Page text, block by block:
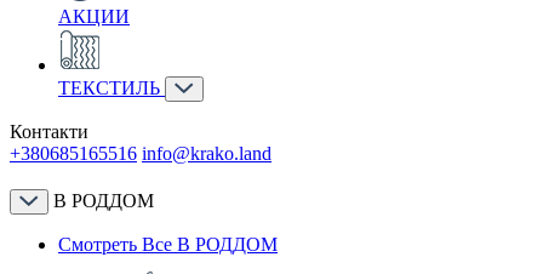
АКЦИИ
ТЕКСТИЛЬ
Контакти
+380685165516 info@krako.land
В РОДДОМ
Смотреть Все В РОДДОМ